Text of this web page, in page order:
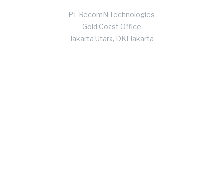
PT RecomN Technologies
Gold Coast Office
Jakarta Utara, DKI Jakarta